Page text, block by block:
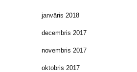
janvāris 2018
decembris 2017
novembris 2017
oktobris 2017